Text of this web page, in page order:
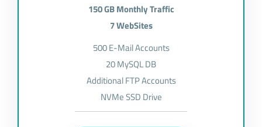
150 GB Monthly Traffic
7 WebSites
500 E-Mail Accounts
20 MySQL DB
Additional FTP Accounts
NVMe SSD Drive